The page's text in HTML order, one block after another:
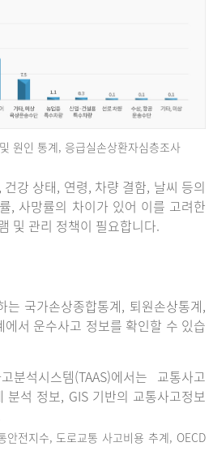
원인 통계, 응급실손상환자심층조사
강 상태, 연령, 차량 결함, 날씨 등의
, 사망률의 차이가 있어 이를 고려한
및 관리 정책이 필요합니다.
는 국가손상종합통계, 퇴원손상통계,
서 운수사고 정보를 확인할 수 있습
분석시스템(TAAS)에서는 교통사고
분석 정보, GIS 기반의 교통사고정보
안전지수, 도로교통 사고비용 추계, OECD